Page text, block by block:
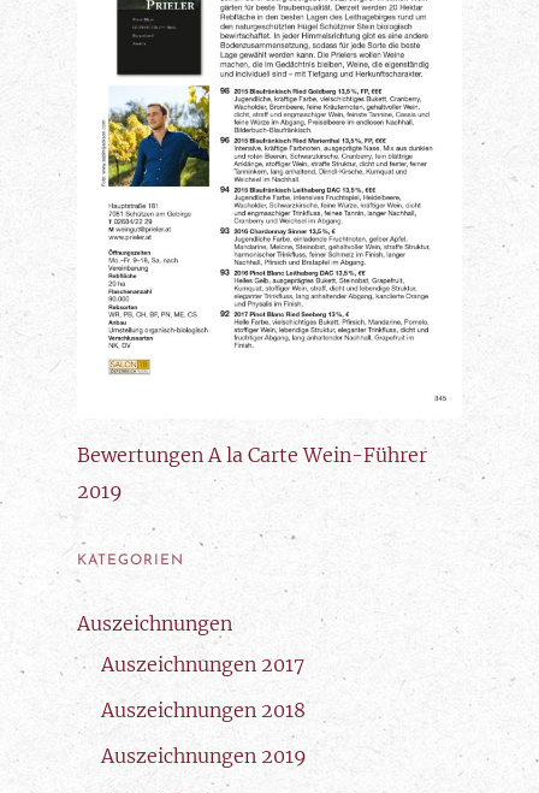
Bewertungen A la Carte Wein-Führer
2019
KATEGORIEN
Auszeichnungen
Auszeichnungen 2017
Auszeichnungen 2018
Auszeichnungen 2019